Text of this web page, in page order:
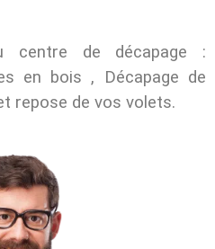
centre de décapage :
en bois , Décapage de
repose de vos volets.